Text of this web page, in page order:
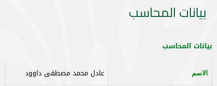
بيانات المحاسب
بيانات المحاسب
الاسم عادل محمد مصطفى داوود